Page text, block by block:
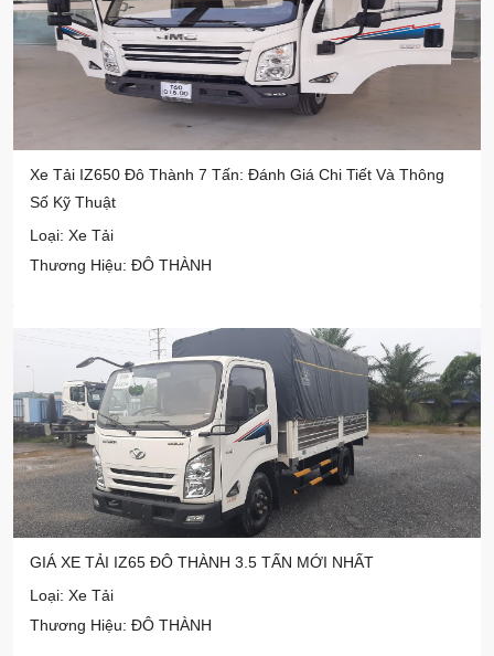
Xe Tải IZ650 Đô Thành 7 Tấn: Đánh Giá Chi Tiết Và Thông
Số Kỹ Thuật
Loại: Xe Tải
Thương Hiệu: ĐÔ THÀNH
GIÁ XE TẢI IZ65 ĐÔ THÀNH 3.5 TẤN MỚI NHẤT
Loại: Xe Tải
Thương Hiệu: ĐÔ THÀNH